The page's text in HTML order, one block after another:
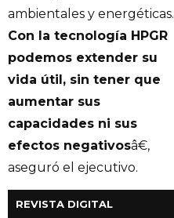
ambientales y energéticas.
Con la tecnología HPGR
podemos extender su
vida útil, sin tener que
aumentar sus
capacidades ni sus
efectos negativosâ€,
aseguró el ejecutivo.
REVISTA DIGITAL